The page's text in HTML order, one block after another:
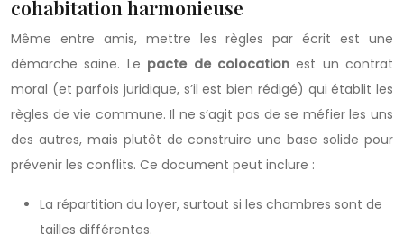
cohabitation harmonieuse
Même entre amis, mettre les règles par écrit est une
démarche saine. Le pacte de colocationest un contrat
moral (et parfois juridique, s’il est bien rédigé) qui établit les
règles de vie commune. Il ne s’agit pas de se méfier les uns
des autres, mais plutôt de construire une base solide pour
prévenir les conflits. Ce document peut inclure :
La répartition du loyer, surtout si les chambres sont de
tailles différentes.